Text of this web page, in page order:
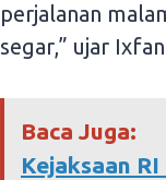
perjalanan
segar,” ujar
Baca Juga:
Kejaksaan